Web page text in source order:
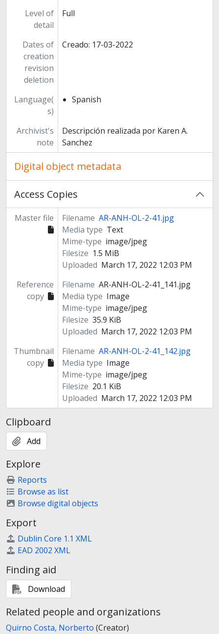
Level of
detail
Full
Dates of
creation
revision
deletion
Creado: 17-03-2022
Language(
s)
Spanish
Archivist's
note
Descripción realizada por Karen A.
Sanchez
Digital object metadata
Access Copies
Master file Filename AR-ANH-OL-2-41.jpg
Media type Text
Mime-type image/jpeg
Filesize 1.5 MiB
Uploaded March 17, 2022 12:03 PM
Reference
copy
Filename AR-ANH-OL-2-41_141.jpg
Media type Image
Mime-type image/jpeg
Filesize 35.9 KiB
Uploaded March 17, 2022 12:03 PM
Thumbnail
copy
Filename AR-ANH-OL-2-41_142.jpg
Media type Image
Mime-type image/jpeg
Filesize 20.1 KiB
Uploaded March 17, 2022 12:03 PM
Clipboard
Add
Explore
Reports
Browse as list
Browse digital objects
Export
Dublin Core 1.1 XML
EAD 2002 XML
Finding aid
Download
Related people and organizations
Quirno Costa, Norberto (Creator)